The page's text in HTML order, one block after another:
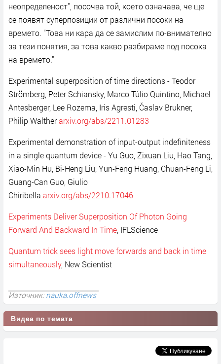
неопределеност", посочва той, което означава, че ще
се появят суперпозиции от различни посоки на
времето. "Това ни кара да се замислим по-внимателно
за тези понятия, за това какво разбираме под посока
на времето."
Experimental superposition of time directions - Teodor
Strömberg, Peter Schiansky, Marco Túlio Quintino, Michael
Antesberger, Lee Rozema, Iris Agresti, Časlav Brukner,
Philip Waltherarxiv.org/abs/2211.01283
Experimental demonstration of input-output indefiniteness
in a single quantum device - Yu Guo, Zixuan Liu, Hao Tang,
Xiao-Min Hu, Bi-Heng Liu, Yun-Feng Huang, Chuan-Feng Li,
Guang-Can Guo, Giulio
Chiribella arxiv.org/abs/2210.17046
Experiments Deliver Superposition Of Photon Going
Forward And Backward In Time , IFLScience
Quantum trick sees light move forwards and back in time
simultaneously, New Scientist
Източник:nauka.offnews
Видеа по темата